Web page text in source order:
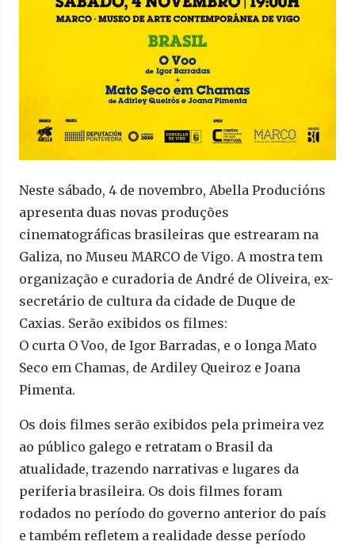
Neste sábado, 4 de novembro, Abella Producións
apresenta duas novas produções
cinematográficas brasileiras que estrearam na
Galiza, no Museu MARCO de Vigo. A mostra tem
organização e curadoria de André de Oliveira, ex-
secretário de cultura da cidade de Duque de
Caxias. Serão exibidos os filmes:
O curta O Voo, de Igor Barradas, e o longa Mato
Seco em Chamas, de Ardiley Queiroz e Joana
Pimenta.
Os dois filmes serão exibidos pela primeira vez
ao público galego e retratam o Brasil da
atualidade, trazendo narrativas e lugares da
periferia brasileira. Os dois filmes foram
rodados no período do governo anterior do país
e também refletem a realidade desse período